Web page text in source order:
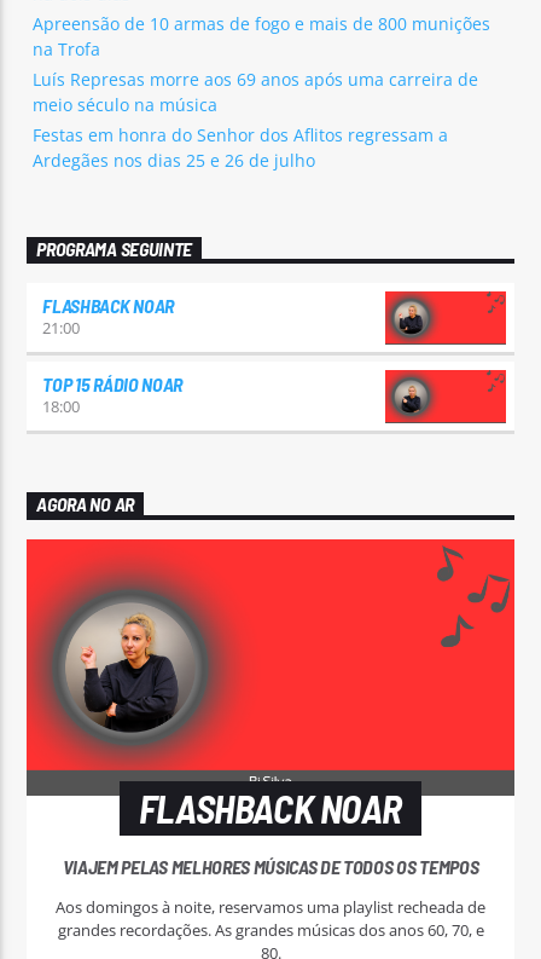
Apreensão de 10 armas de fogo e mais de 800 munições
na Trofa
Luís Represas morre aos 69 anos após uma carreira de
meio século na música
Festas em honra do Senhor dos Aflitos regressam a
Ardegães nos dias 25 e 26 de julho
PROGRAMA SEGUINTE
FLASHBACK NOAR
21:00
TOP 15 RÁDIO NOAR
18:00
AGORA NO AR
FLASHBACK NOAR
VIAJEM PELAS MELHORES MÚSICAS DE TODOS OS TEMPOS
Aos domingos à noite, reservamos uma playlist recheada de
grandes recordações. As grandes músicas dos anos 60, 70, e
80.